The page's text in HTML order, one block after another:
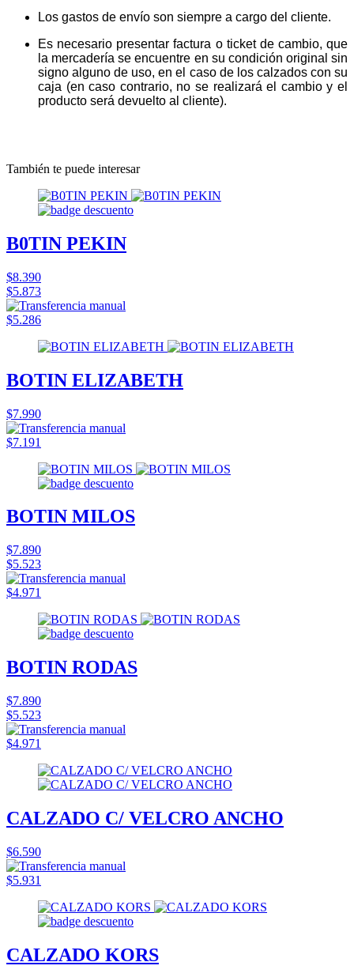
Los gastos de envío son siempre a cargo del cliente.
Es necesario presentar factura o ticket de cambio, que
la mercadería se encuentre en su condición original sin
signo alguno de uso, en el caso de los calzados con su
caja (en caso contrario, no se realizará el cambio y el
producto será devuelto al cliente).
También te puede interesar
B0TIN PEKIN
$8.390
$5.873
$5.286
BOTIN ELIZABETH
$7.990
$7.191
BOTIN MILOS
$7.890
$5.523
$4.971
BOTIN RODAS
$7.890
$5.523
$4.971
CALZADO C/ VELCRO ANCHO
$6.590
$5.931
CALZADO KORS